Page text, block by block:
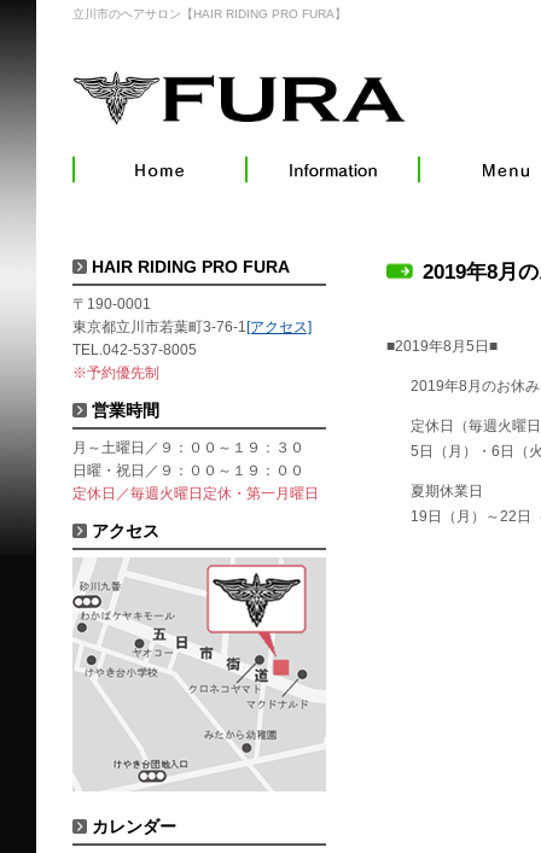
立川市のヘアサロン【HAIR RIDING PRO FURA】
2019年8月
■2019年8月5日■
2019年8月のお休
定休日（毎週火曜
5日（月）・6日（
夏期休業日
19日（月）～22日
HAIR RIDING PRO FURA
〒190-0001
東京都立川市若葉町3-76-1 [アクセス]
TEL.042-537-8005
※予約優先制
営業時間
月～土曜日／９：００～１９：３０
日曜・祝日／９：００～１９：００
定休日／毎週火曜日定休・第一月曜日
アクセス
カレンダー